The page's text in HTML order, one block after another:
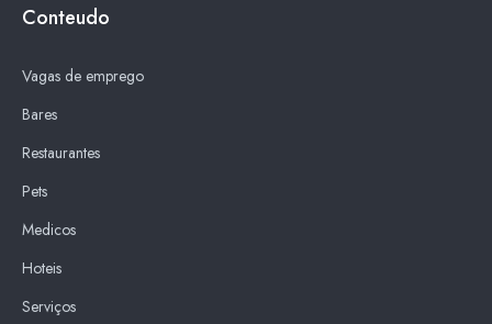
Conteudo
Vagas de emprego
Bares
Restaurantes
Pets
Medicos
Hoteis
Serviços